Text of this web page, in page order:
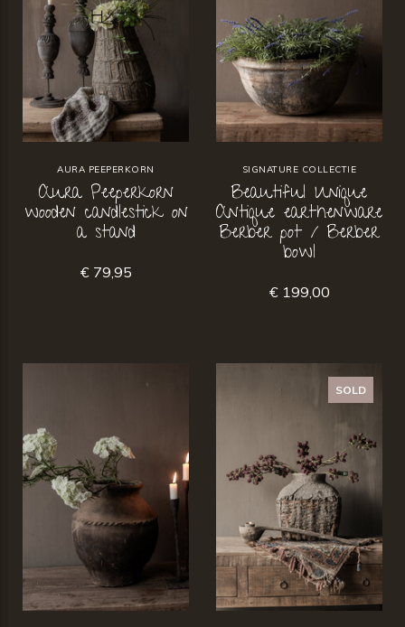
AURA PEEPERKORN
Aura Peeperkorn
wooden candlestick on
a stand
€ 79,95
SIGNATURE COLLECTIE
Beautiful Unique
Antique earthenware
Berber pot / Berber
bowl
€ 199,00
SOLD